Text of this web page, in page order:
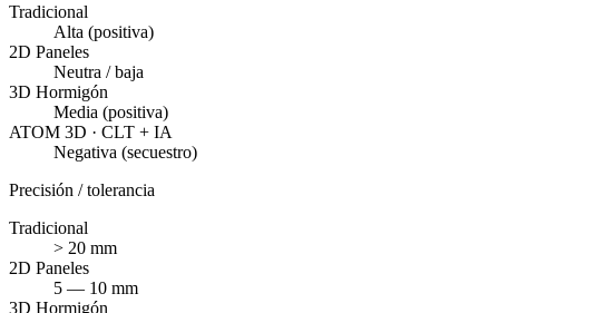
Tradicional
Alta (positiva)
2D Paneles
Neutra / baja
3D Hormigón
Media (positiva)
ATOM 3D · CLT + IA
Negativa (secuestro)
Precisión / tolerancia
Tradicional
> 20 mm
2D Paneles
5 — 10 mm
3D Hormigón